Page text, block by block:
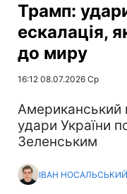
Трамп:
ескалація,
до миру
16:12 08.07.2026 Ср
Американський
удари України
Зеленським
ІВАН НОСАЛЬСЬКИЙ